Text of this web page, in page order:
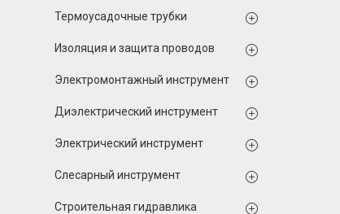
Термоусадочные трубки
Изоляция и защита проводов
Электромонтажный инструмент
Диэлектрический инструмент
Электрический инструмент
Слесарный инструмент
Строительная гидравлика